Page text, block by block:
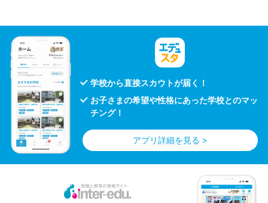
学校から直接スカウトが届く！
お子さまの希望や性格にあった学校とのマッ
チング！
アプリ詳細を見る >